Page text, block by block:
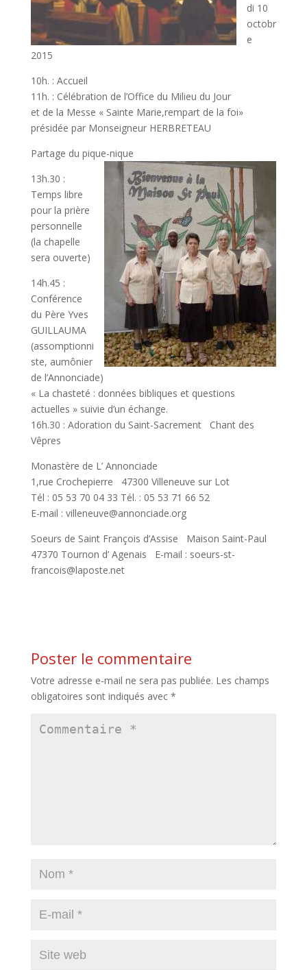
di 10
octobr
e
2015
10h. : Accueil
11h. : Célébration de l’Office du Milieu du Jour
et de la Messe « Sainte Marie,rempart de la foi»
présidée par Monseigneur HERBRETEAU
Partage du pique-nique
13h.30 :
Temps libre
pour la prière
personnelle
(la chapelle
sera ouverte)
14h.45 :
Conférence
du Père Yves
GUILLAUMA
(assomptionni
ste, aumônier
de l’Annonciade)
« La chasteté : données bibliques et questions
actuelles » suivie d’un échange.
16h.30 : Adoration du Saint-Sacrement Chant des
Vêpres
Monastère de L’ Annonciade
1,rue Crochepierre 47300 Villeneuve sur Lot
Tél : 05 53 70 04 33 Tél. : 05 53 71 66 52
E-mail : villeneuve@annonciade.org
Soeurs de Saint François d’Assise Maison Saint-Paul
47370 Tournon d’ Agenais E-mail : soeurs-st-
francois@laposte.net
Poster le commentaire
Votre adresse e-mail ne sera pas publiée. Les champs
obligatoires sont indiqués avec *